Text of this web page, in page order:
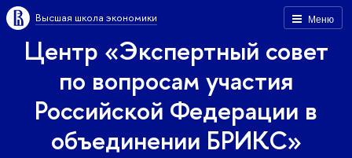
Меню
Высшая школа экономики
Центр «Экспертный совет
по вопросам участия
Российской Федерации в
объединении БРИКС»